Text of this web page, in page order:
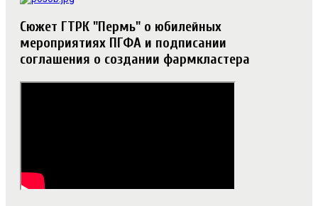
Cюжет ГТРК "Пермь" о юбилейных
мероприятиях ПГФА и подписании
соглашения о создании фармкластера